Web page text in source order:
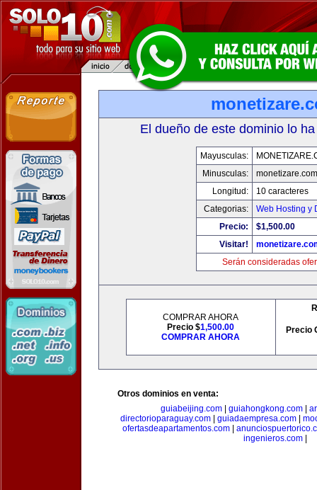
El dueño de este dominio lo
Mayusculas:
Minusculas:
monetizare.com
Longitud:
10 caracteres
Categorias:
Web Hosting y
Precio:
$1,500.00
Visitar!
Serán consideradas
COMPRAR AHORA
Precio $1,500.00
COMPRAR AHORA
Precio
Otros dominios en venta:
guiabeijing.com
guiahongkong.com
directorioparaguay.com| guiadaempresa.com|
ofertasdeapartamentos.com
ingenieros.com